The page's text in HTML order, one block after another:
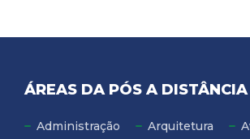
ÁREAS DA PÓS A DISTÂNCIA
Administração Arquitetura